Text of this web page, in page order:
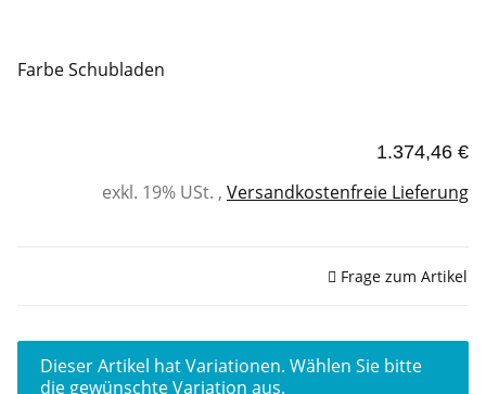
Farbe Schubladen
1.374,46 €
exkl. 19% USt. , Versandkostenfreie Lieferung
Frage zum Artikel
x
Dieser Artikel hat Variationen. Wählen Sie bitte
die gewünschte Variation aus.